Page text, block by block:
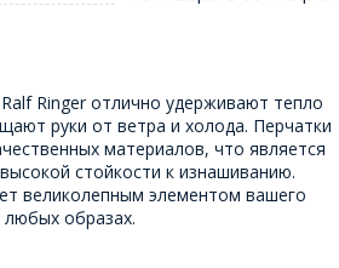
Ringer отлично удерживают тепло
руки от ветра и холода. Перчатки
материалов, что является
стойкости к изнашиванию.
великолепным элементом вашего
образах.